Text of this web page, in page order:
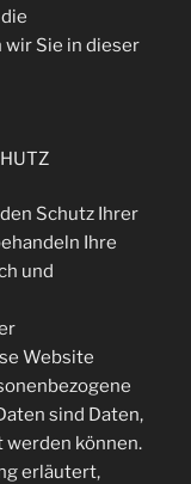
Sie in dieser
Schutz Ihrer
Ihre
und
Website
sind Daten,
können.
erläutert,